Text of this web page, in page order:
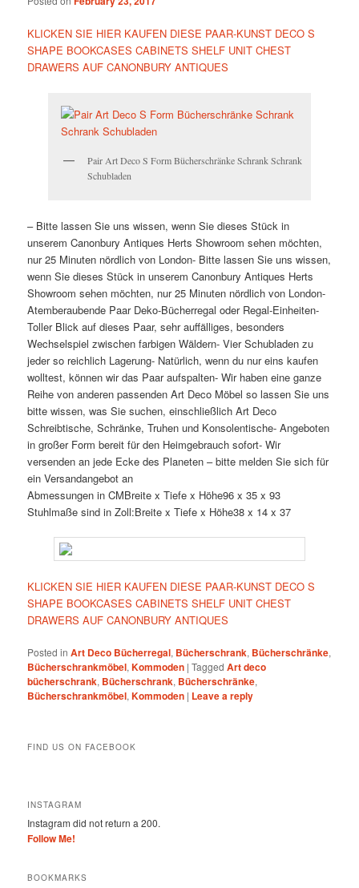
KLICKEN SIE HIER KAUFEN DIESE PAAR-KUNST DECO S
SHAPE BOOKCASES CABINETS SHELF UNIT CHEST
DRAWERS AUF CANONBURY ANTIQUES
Pair Art Deco S Form Bücherschränke Schrank Schrank
Schubladen
– Bitte lassen Sie uns wissen, wenn Sie dieses Stück in
unserem Canonbury Antiques Herts Showroom sehen möchten,
nur 25 Minuten nördlich von London- Bitte lassen Sie uns wissen,
wenn Sie dieses Stück in unserem Canonbury Antiques Herts
Showroom sehen möchten, nur 25 Minuten nördlich von London-
Atemberaubende Paar Deko-Bücherregal oder Regal-Einheiten-
Toller Blick auf dieses Paar, sehr auffälliges, besonders
Wechselspiel zwischen farbigen Wäldern- Vier Schubladen zu
jeder so reichlich Lagerung- Natürlich, wenn du nur eins kaufen
wolltest, können wir das Paar aufspalten- Wir haben eine ganze
Reihe von anderen passenden Art Deco Möbel so lassen Sie uns
bitte wissen, was Sie suchen, einschließlich Art Deco
Schreibtische, Schränke, Truhen und Konsolentische- Angeboten
in großer Form bereit für den Heimgebrauch sofort- Wir
versenden an jede Ecke des Planeten – bitte melden Sie sich für
ein Versandangebot an
Abmessungen in CMBreite x Tiefe x Höhe96 x 35 x 93
Stuhlmaße sind in Zoll:Breite x Tiefe x Höhe38 x 14 x 37
KLICKEN SIE HIER KAUFEN DIESE PAAR-KUNST DECO S
SHAPE BOOKCASES CABINETS SHELF UNIT CHEST
DRAWERS AUF CANONBURY ANTIQUES
Posted in Art Deco Bücherregal, Bücherschrank, Bücherschränke,
Bücherschrankmöbel,Kommoden |Tagged Art deco
bücherschrank, Bücherschrank, Bücherschränke,
Bücherschrankmöbel,Kommoden | Leave a reply
FIND US ON FACEBOOK
INSTAGRAM
Instagram did not return a 200.
Follow Me!
BOOKMARKS